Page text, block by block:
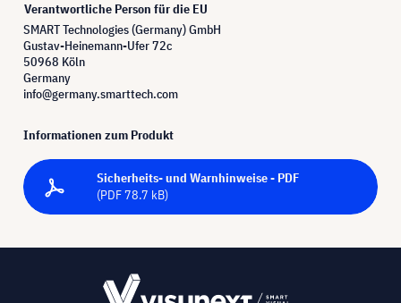
Verantwortliche Person für die EU
SMART Technologies (Germany) GmbH
Gustav-Heinemann-Ufer 72c
50968 Köln
Germany
info@germany.smarttech.com
Informationen zum Produkt
Sicherheits- und Warnhinweise - PDF
(PDF 78.7 kB)